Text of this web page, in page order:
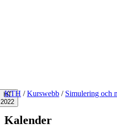
HT
2022
KTH / Kurswebb / Simulering och
Kalender